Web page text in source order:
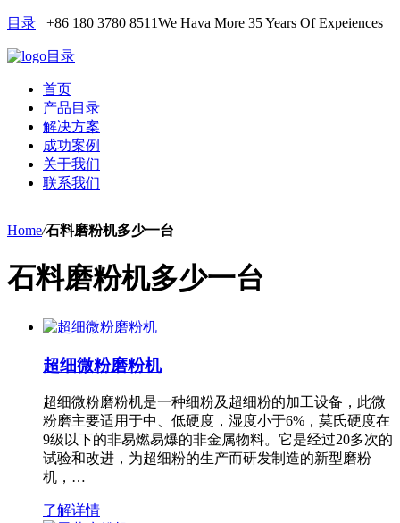
目录 +86 180 3780 8511We Hava More 35 Years Of Expeiences
目录
首页
产品目录
解决方案
成功案例
关于我们
联系我们
Home/石料磨粉机多少一台
石料磨粉机多少一台
超细微粉磨粉机
超细微粉磨粉机是一种细粉及超细粉的加工设备，此微
粉磨主要适用于中、低硬度，湿度小于6%，莫氏硬度在
9级以下的非易燃易爆的非金属物料。它是经过20多次的
试验和改进，为超细粉的生产而研发制造的新型磨粉
机，…
了解详情